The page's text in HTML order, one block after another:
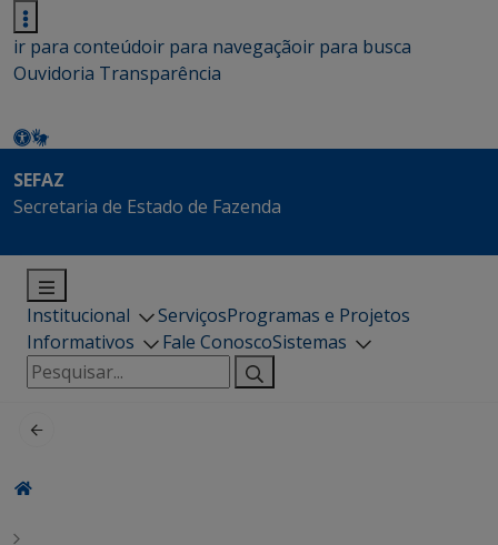
ir para conteúdoir para navegaçãoir para busca
Ouvidoria Transparência
SEFAZ
Secretaria de Estado de Fazenda
Institucional ServiçosProgramas e Projetos
Informativos
Fale ConoscoSistemas
Pesquisar
por: